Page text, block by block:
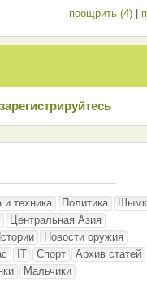
поощрить (4)
зарeгиcтрирyйтeсь
и техника Политика
Центральная Азия
Новости оружия
IT Спорт
Архив статей
Мальчики